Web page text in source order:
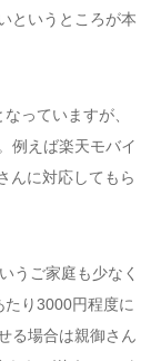
というところが本
っていますが、
例えば楽天モバイ
んに対応してもら
うご家庭も少なく
り3000円程度に
る場合は親御さん